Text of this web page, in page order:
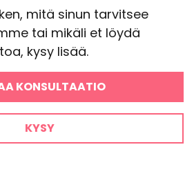
mitä sinun tarvitsee
tai mikäli et löydä
kysy lisää.
KONSULTAATIO
KYSY